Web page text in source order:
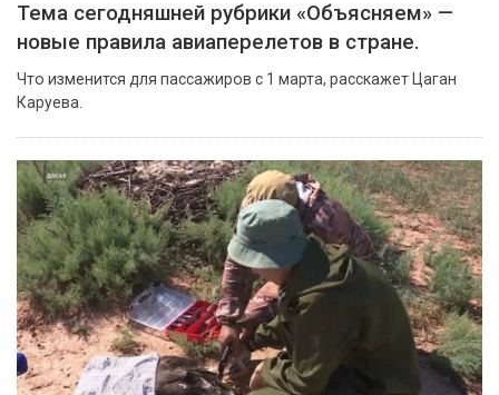
Тема сегодняшней рубрики «Объясняем» —
новые правила авиаперелетов в стране.
Что изменится для пассажиров с 1 марта, расскажет Цаган
Каруева.